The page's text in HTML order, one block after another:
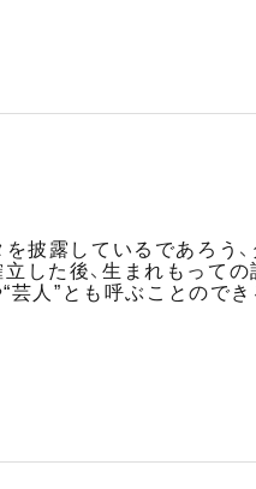
披露しているであろう
した後、生まれもって
芸人”とも呼ぶことので